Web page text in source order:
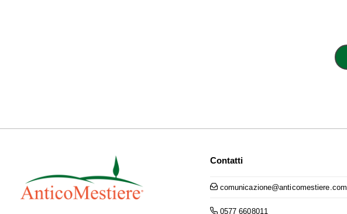
Contatti
comunicazione@anticomestiere.com
0577 6608011